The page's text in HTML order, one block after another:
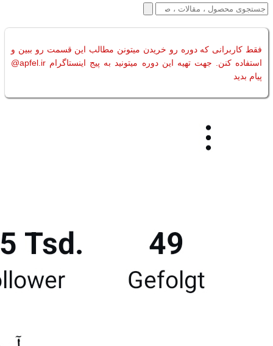
فقط کاربرانی که دوره رو خریدن میتونن مطالب این قسمت رو ببین و
استفاده کنن. جهت تهیه این دوره میتونید به پیج اینستاگرام apfel.ir@
پیام بدید